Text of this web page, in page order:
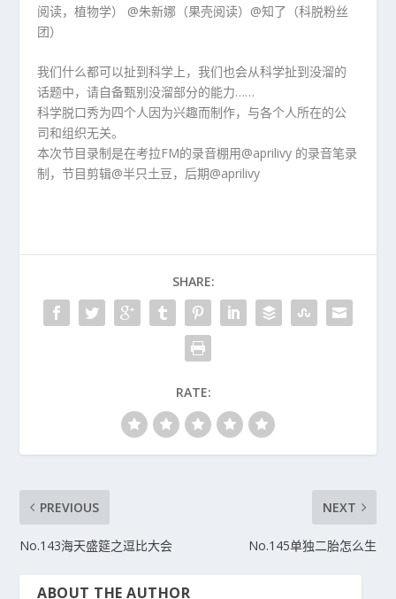
阅读，植物学） @朱新娜（果壳阅读）@知了（科脱粉丝
团）
我们什么都可以扯到科学上，我们也会从科学扯到没溜的
话题中，请自备甄别没溜部分的能力……
科学脱口秀为四个人因为兴趣而制作，与各个人所在的公
司和组织无关。
本次节目录制是在考拉FM的录音棚用@aprilivy 的录音笔录
制，节目剪辑@半只土豆，后期@aprilivy
SHARE:
RATE:
PREVIOUS
No.143海天盛筵之逗比大会
NEXT
No.145单独二胎怎么生
ABOUT THE AUTHOR